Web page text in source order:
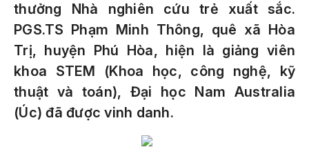
thưởng Nhà nghiên cứu trẻ xuất sắc.
PGS.TS Phạm Minh Thông, quê xã Hòa
Trị, huyện Phú Hòa, hiện là giảng viên
khoa STEM (Khoa học, công nghệ, kỹ
thuật và toán), Đại học Nam Australia
(Úc) đã được vinh danh.